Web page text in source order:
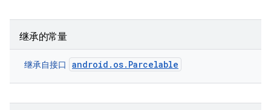
继承的常量
继承自接口 android.os.Parcelable